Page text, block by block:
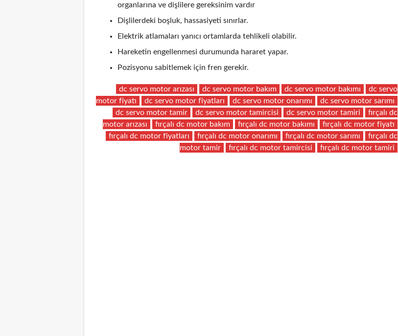
organlarına ve dişlilere gereksinim vardır
Dişlilerdeki boşluk, hassasiyeti sınırlar.
Elektrik atlamaları yanıcı ortamlarda tehlikeli olabilir.
Hareketin engellenmesi durumunda hararet yapar.
Pozisyonu sabitlemek için fren gerekir.
dc servo motor arızası dc servo motor bakım dc servo motor bakımı
dc servo
motor fiyatı
dc servo motor fiyatları dc servo motor onarımı
dc servo motor sarımı
dc servo motor tamir
dc servo motor tamircisi dc servo motor tamiri
fırçalı dc
motor arızası
fırçalı dc motor bakım fırçalı dc motor bakımı
fırçalı dc motor fiyatı
fırçalı dc motor fiyatları
fırçalı dc motor onarımı fırçalı dc motor sarımı
fırçalı dc
motor tamir
fırçalı dc motor tamircisi fırçalı dc motor tamiri